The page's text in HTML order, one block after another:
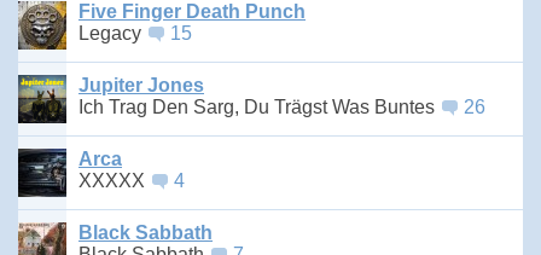
Five Finger Death Punch
Legacy
15
Jupiter Jones
Ich Trag Den Sarg, Du Trägst Was Buntes
26
Arca
XXXXX
4
Black Sabbath